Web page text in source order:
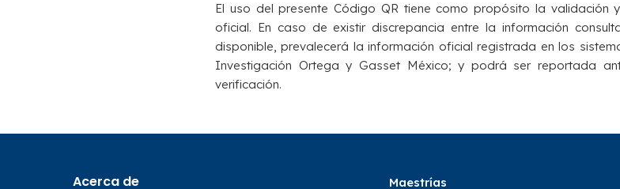
El uso del presente Código QR tiene como propósito la validación
oficial. En caso de existir discrepancia entre la información
disponible, prevalecerá la información oficial registrada en los
Investigación Ortega y Gasset México; y podrá ser reportada
verificación.
Acerca de
Maestrías